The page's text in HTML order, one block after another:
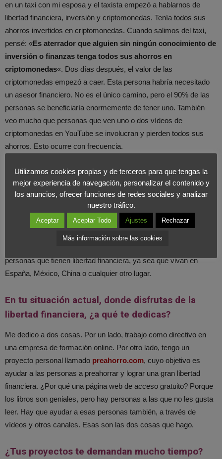
en un taxi con mi esposa y el taxista empezó a hablarnos de
libertad financiera, inversión y criptomonedas. Tenía todos sus
ahorros invertidos en criptomonedas. Cuando salimos del taxi,
pensé: «Es aterrador que alguien sin ningún conocimiento de
inversión o finanzas tenga todos sus ahorros en
criptomonedas«. Dos días después, el valor de las
criptomonedas empezó a caer. Esta persona habría necesitado
un asesor financiero. No es el único camino, pero el 90% de las
personas se beneficiaría enormemente de tener uno. También
veo mucho que personas que ven uno o dos vídeos de
criptomonedas en YouTube se involucran y pierden todos sus
ahorros. Esto ocurre con frecuencia.
¿A nivel geográfico, crees que los impuestos y
el país en el que se vive influyen en la libertad
No. Ayudo a mucha gente en España, pero también en
Latinoamérica. Lo que realmente influye son las personas que
personas que tienen libertad financiera, ya sea que vivan en
España, México, China o cualquier otro lugar.
En tu situación actual, donde disfrutas de la
libertad financiera, ¿a qué te dedicas?
Me dedico a dos cosas. Por un lado, trabajo como directivo en
una empresa de formación online. Por otro lado, tengo un
proyecto personal llamado preahorro.com, cuyo objetivo es
ayudar a las personas a preahorrar y lograr una gran libertad
financiera. ¿Por qué una página web de acceso gratuito? Porque
los libros son geniales, pero hay personas a las que no les gusta
leer. Hay que ayudar a esas personas también, a través de
vídeos y otros canales. Esas son las dos cosas que hago.
¿Tus proyectos te demandan mucho tiempo?
Utilizamos cookies propias y de terceros para que tengas la
mejor experiencia de navegación, personalizar el contenido y
los anuncios, ofrecer funciones de redes sociales y analizar
nuestro tráfico.
Aceptar Aceptar Todo Ajustes Rechazar
Más información sobre las cookies